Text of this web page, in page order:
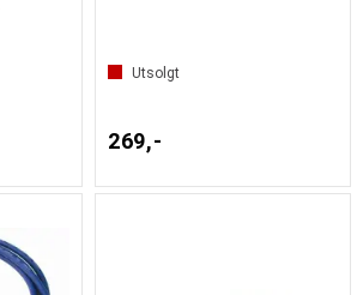
Utsolgt
269,-